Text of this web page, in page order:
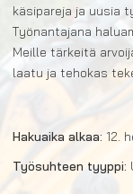
käsipareja ja uusia
Työnantajana
Meille tärkeitä
laatu ja tehokas
Hakuaika alkaa: 12.
Työsuhteen tyyppi: